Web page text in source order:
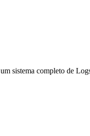
sistema completo de